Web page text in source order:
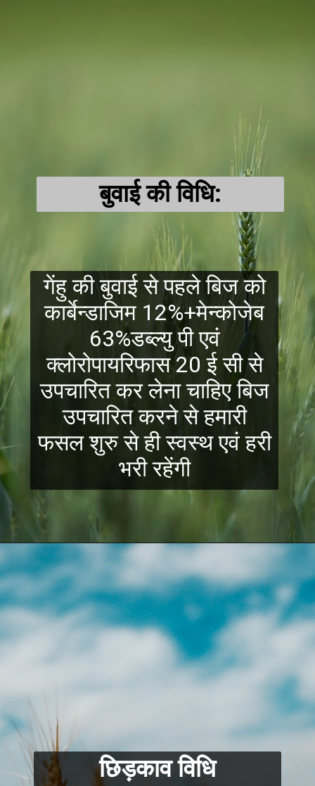
बुवाई की विधि:
गेंहु की बुवाई से पहले बिज को
कार्बेन्डाजिम 12%+मेन्कोजेब
63%डब्ल्यु पी एवं
क्लोरोपायरिफास 20 ई सी से
उपचारित कर लेना चाहिए बिज
उपचारित करने से हमारी
फसल शुरु से ही स्वस्थ एवं हरी
भरी रहेंगी
छिड़काव विधि